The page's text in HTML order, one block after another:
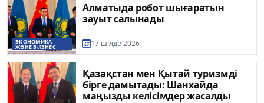
ЭКОНОМИКА
ЖӘНЕ БИЗНЕС
Алматыда робот шығаратын
зауыт салынады
17 шілде 2026
Қазақстан мен Қытай туризмді
бірге дамытады: Шанхайда
маңызды келісімдер жасалды